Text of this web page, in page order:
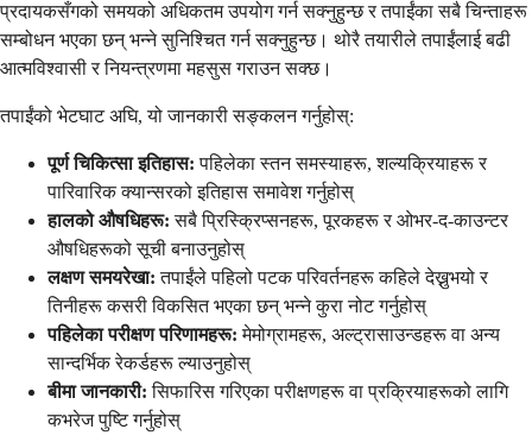
प्रदायकसँगको समयको अधिकतम उपयोग गर्न सक्नुहुन्छ र तपाईंका सबै चिन्ताहरू
सम्बोधन भएका छन् भन्ने सुनिश्चित गर्न सक्नुहुन्छ। थोरै तयारीले तपाईंलाई बढी
आत्मविश्वासी र नियन्त्रणमा महसुस गराउन सक्छ।
तपाईंको भेटघाट अघि, यो जानकारी सङ्कलन गर्नुहोस्:
पूर्ण चिकित्सा इतिहास: पहिलेका स्तन समस्याहरू, शल्यक्रियाहरू र
पारिवारिक क्यान्सरको इतिहास समावेश गर्नुहोस्
हालको औषधिहरू: सबै प्रिस्क्रिप्सनहरू, पूरकहरू र ओभर-द-काउन्टर
औषधिहरूको सूची बनाउनुहोस्
लक्षण समयरेखा: तपाईंले पहिलो पटक परिवर्तनहरू कहिले देख्नुभयो र
तिनीहरू कसरी विकसित भएका छन् भन्ने कुरा नोट गर्नुहोस्
पहिलेका परीक्षण परिणामहरू: मेमोग्रामहरू, अल्ट्रासाउन्डहरू वा अन्य
सान्दर्भिक रेकर्डहरू ल्याउनुहोस्
बीमा जानकारी: सिफारिस गरिएका परीक्षणहरू वा प्रक्रियाहरूको लागि
कभरेज पुष्टि गर्नुहोस्